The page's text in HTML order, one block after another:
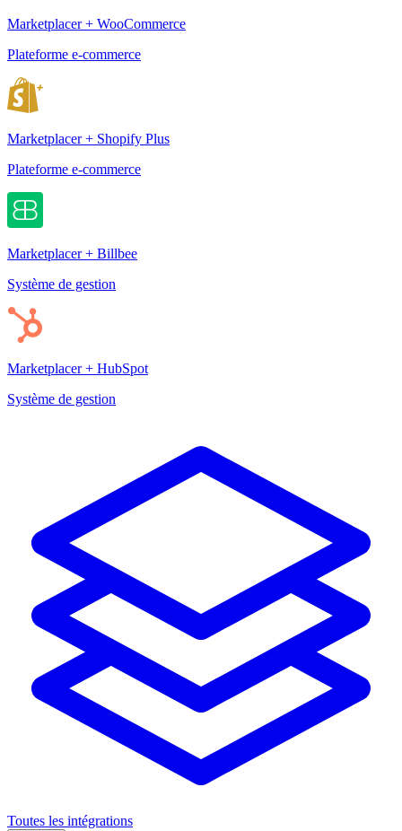
Marketplacer + WooCommerce
Plateforme e-commerce
Marketplacer + Shopify Plus
Plateforme e-commerce
Marketplacer + Billbee
Système de gestion
Marketplacer + HubSpot
Système de gestion
Toutes les intégrations